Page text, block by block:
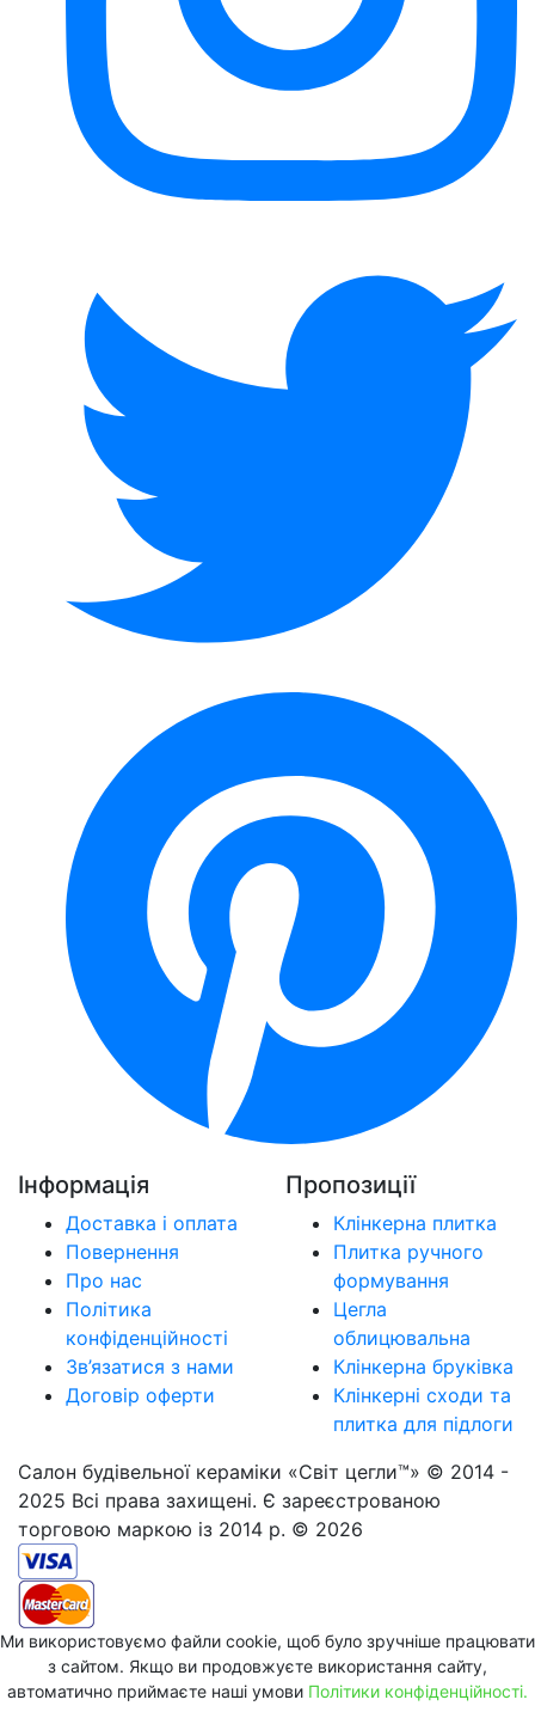
Інформація
Доставка і оплата
Повернення
Про нас
Політика
конфіденційності
Зв’язатися з нами
Договір оферти
Пропозиції
Клінкерна плитка
Плитка ручного
формування
Цегла
облицювальна
Клінкерна бруківка
Клінкерні сходи та
плитка для підлоги
Салон будівельної кераміки «Світ цегли™» © 2014 -
2025 Всі права захищені. Є зареєстрованою
торговою маркою із 2014 р. © 2026
Ми використовуємо файли cookie, щоб було зручніше працювати
з сайтом. Якщо ви продовжуєте використання сайту,
автоматично приймаєте наші умови Політики конфіденційності.